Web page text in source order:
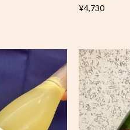
¥4,730